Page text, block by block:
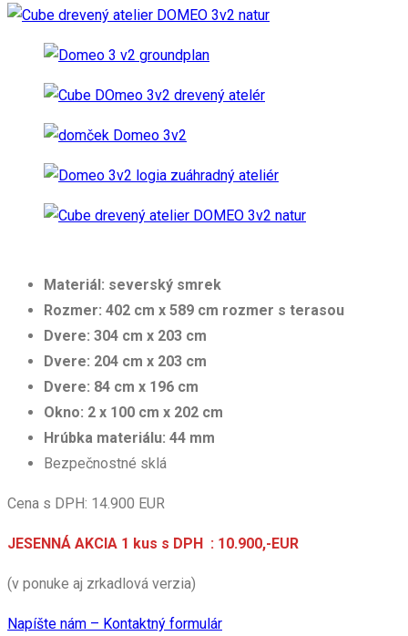
Materiál: severský smrek
Rozmer: 402 cm x 589 cm rozmer s terasou
Dvere: 304 cm x 203 cm
Dvere: 204 cm x 203 cm
Dvere: 84 cm x 196 cm
Okno: 2 x 100 cm x 202 cm
Hrúbka materiálu: 44 mm
Bezpečnostné sklá
Cena s DPH: 14.900 EUR
JESENNÁ AKCIA 1 kus s DPH : 10.900,-EUR
(v ponuke aj zrkadlová verzia)
Napíšte nám – Kontaktný formulár